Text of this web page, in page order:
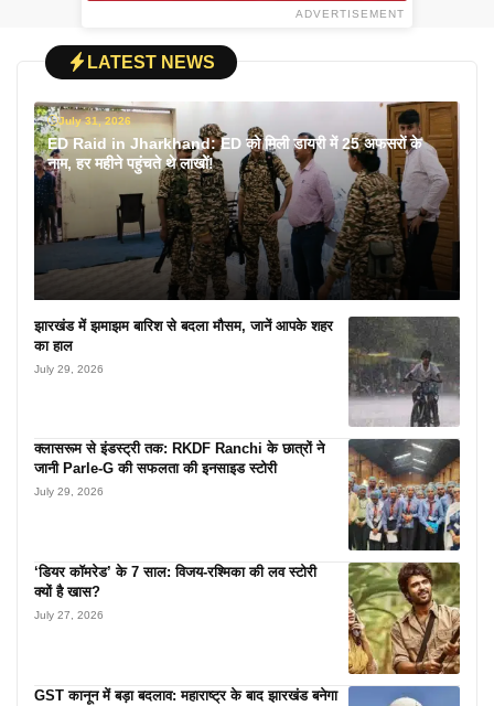
ADVERTISEMENT
LATEST NEWS
July 31, 2026
ED Raid in Jharkhand: ED को मिली डायरी में 25 अफसरों के
नाम, हर महीने पहुंचते थे लाखों!
झारखंड में झमाझम बारिश से बदला मौसम, जानें आपके शहर
का हाल
July 29, 2026
क्लासरूम से इंडस्ट्री तक: RKDF Ranchi के छात्रों ने
जानी Parle-G की सफलता की इनसाइड स्टोरी
July 29, 2026
‘डियर कॉमरेड’ के 7 साल: विजय-रश्मिका की लव स्टोरी
क्यों है खास?
July 27, 2026
GST कानून में बड़ा बदलाव: महाराष्ट्र के बाद झारखंड बनेगा